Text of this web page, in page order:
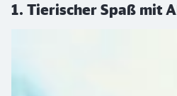
1. Tierischer Spaß mit